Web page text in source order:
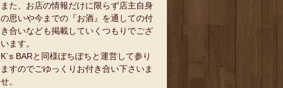
また、お店の情報だけに限らず店主自身
の思いや今までの『お酒』を通しての付
き合いなども掲載していくつもりでござ
います。
K`s BARと同様ぼちぼちと運営して参り
ますのでごゆっくりお付き合い下さいま
せ。